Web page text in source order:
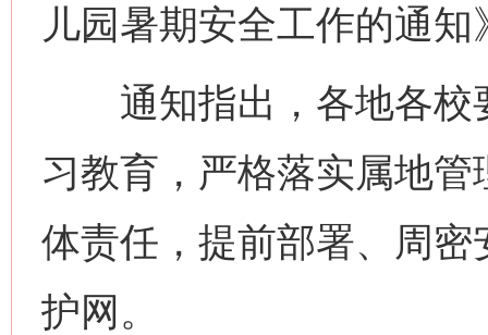
儿园暑期安全工作的通
通知指出，各地各校
习教育，严格落实属地
体责任，提前部署、周
护网。